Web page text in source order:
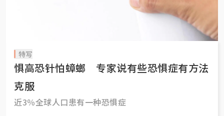
特写
惧高恐针怕蟑螂 专家说有些恐惧症有方法
克服
近3％全球人口患有一种恐惧症